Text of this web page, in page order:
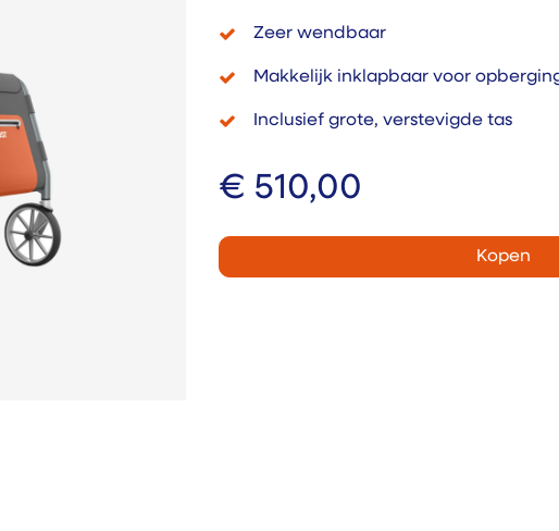
Zeer wendbaar
Makkelijk inklapbaar voor
Inclusief grote, verstevigde tas
€ 510,00
Kopen